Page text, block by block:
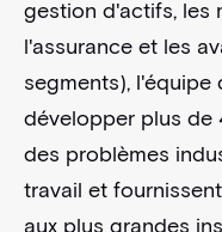
gestion d'actifs, les
l'assurance et les
segments), l'équipe
développer plus de
des problèmes
travail et
aux plus grandes